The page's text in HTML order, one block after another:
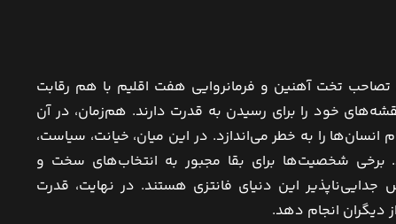
تصاحب تخت آهنین و فرمانروایی هفت اقلیم با هم رقابت
خود را برای رسیدن به قدرت دارند. هم‌زمان، در آن
را به خطر می‌اندازد. در این میان، خیانت، سیاست،
برخی شخصیت‌ها برای بقا مجبور به انتخاب‌های سخت و
این دنیای فانتزی هستند. در نهایت، قدرت
دیگران انجام دهد.